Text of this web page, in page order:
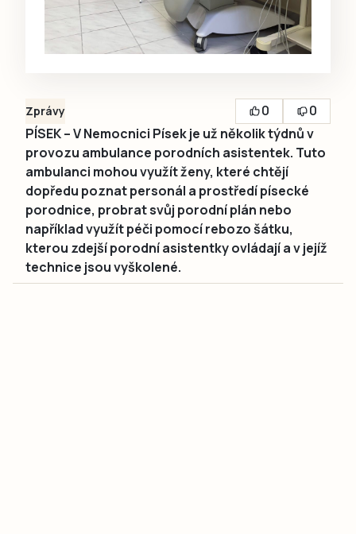
Zprávy 0
0
PÍSEK – V Nemocnici Písek je už několik týdnů v
provozu ambulance porodních asistentek. Tuto
ambulanci mohou využít ženy, které chtějí
dopředu poznat personál a prostředí písecké
porodnice, probrat svůj porodní plán nebo
například využít péči pomocí rebozo šátku,
kterou zdejší porodní asistentky ovládají a v jejíž
technice jsou vyškolené.